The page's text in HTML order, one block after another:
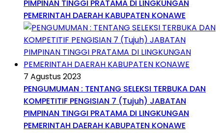
PIMPINAN TINGGI PRATAMA DI LINGKUNGAN
PEMERINTAH DAERAH KABUPATEN KONAWE
7 Agustus 2023
PENGUMUMAN : TENTANG SELEKSI TERBUKA DAN
KOMPETITIF PENGISIAN 7 (Tujuh) JABATAN
PIMPINAN TINGGI PRATAMA DI LINGKUNGAN
PEMERINTAH DAERAH KABUPATEN KONAWE